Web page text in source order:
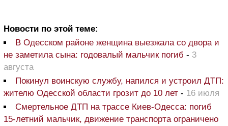
Новости по этой теме:
В Одесском районе женщина выезжала со двора и
не заметила сына: годовалый мальчик погиб - 3
августа
Покинул воинскую службу, напился и устроил ДТП:
жителю Одесской области грозит до 10 лет - 16 июля
Смертельное ДТП на трассе Киев-Одесса: погиб
15-летний мальчик, движение транспорта ограничено